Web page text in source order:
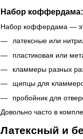
Набор коффердама:
Набор коффердама —
латексные или
пластиковая или
кламмеры разных
щипцы для
пробойник для
Довольно часто в
Латексный и